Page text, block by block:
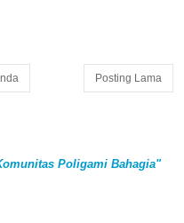
Posting Lama
Poligami Bahagia"